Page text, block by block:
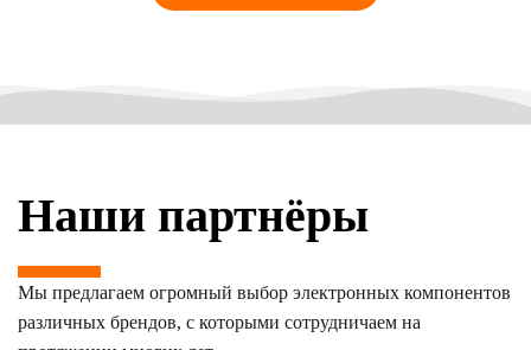
Наши партнёры
Мы предлагаем огромный выбор электронных компонентов
различных брендов, с которыми сотрудничаем на